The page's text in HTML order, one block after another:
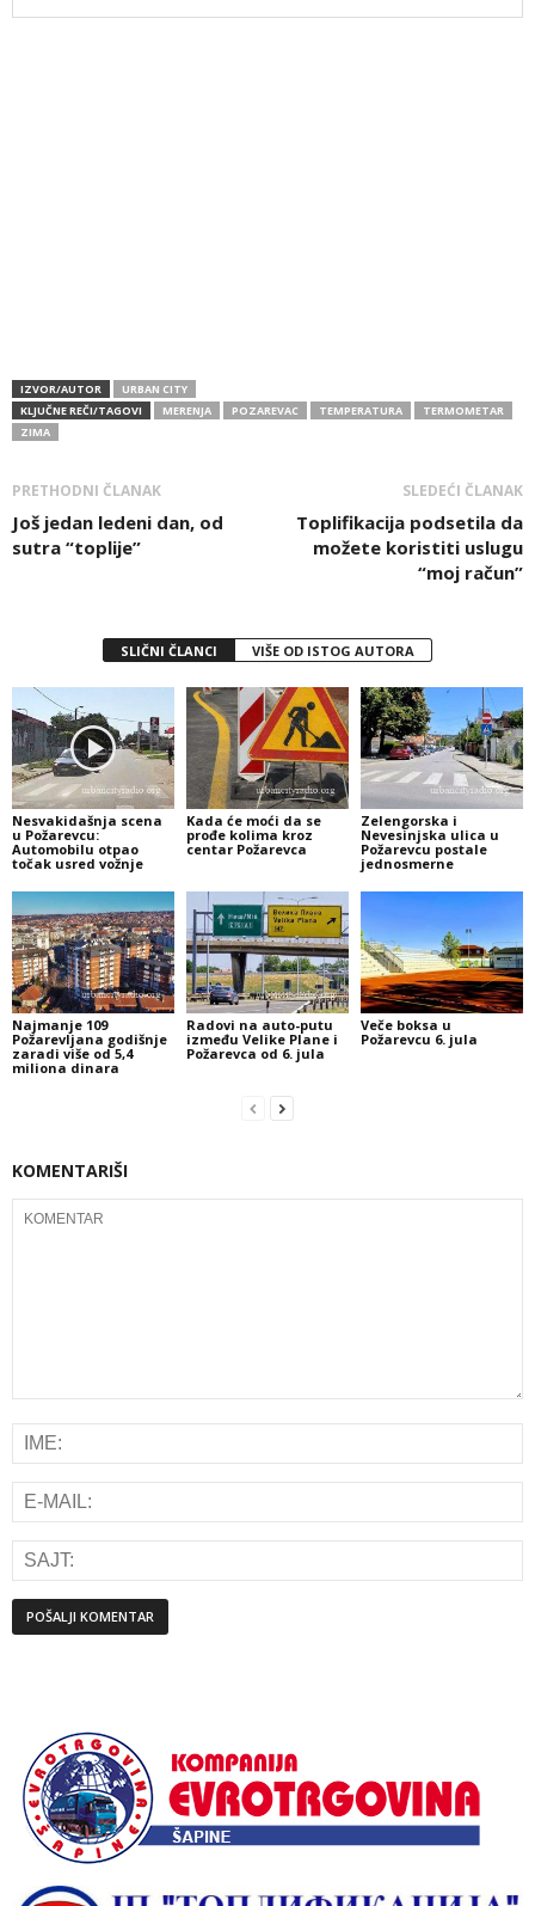
IZVOR/AUTOR
URBAN CITY
KLJUČNE REČI/TAGOVI
MERENJA POZAREVAC TEMPERATURA
TERMOMETAR
ZIMA
PRETHODNI ČLANAK
Još jedan ledeni dan, od
sutra “toplije”
SLEDEĆI ČLANAK
Toplifikacija podsetila da
možete koristiti uslugu
“moj račun”
SLIČNI ČLANCI VIŠE OD ISTOG AUTORA
Nesvakidašnja scena
u Požarevcu:
Automobilu otpao
točak usred vožnje
Kada će moći da se
prođe kolima kroz
centar Požarevca
Zelengorska i
Nevesinjska ulica u
Požarevcu postale
jednosmerne
Najmanje 109
Požarevljana godišnje
zaradi više od 5,4
miliona dinara
Radovi na auto-putu
između Velike Plane i
Požarevca od 6. jula
Veče boksa u
Požarevcu 6. jula
KOMENTARIŠI